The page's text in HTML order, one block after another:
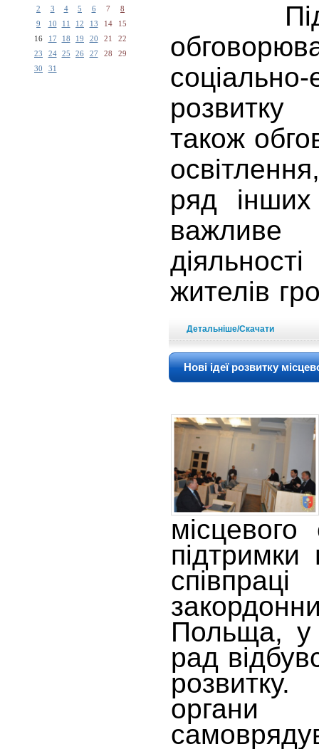
2
3 4 5 6 7
8
9
10 11 12 13 14
15
16
17 18 19 20 21
22
23
24 25 26 27 28
29
30
31
Під
соціально-
також
ряд
жителів
Детальніше/Скачати
Нові ідеї розвитку
Польща, у
рад
розвитку.